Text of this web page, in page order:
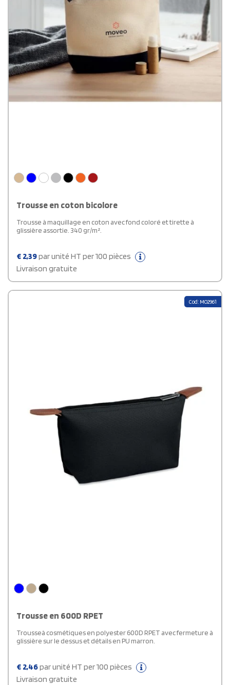
Trousse en coton bicolore
Trousse à maquillage en coton avec fond coloré et tirette à
glissière assortie. 340 gr/m².
€ 2,39par unité HT per 100 pièces
Livraison gratuite
Cod: MO2961
Trousse en 600D RPET
Trousseà cosmétiques en polyester 600D RPET avec fermeture à
glissière sur le dessus et détails en PU marron.
€ 2,46par unité HT per 100 pièces
Livraison gratuite